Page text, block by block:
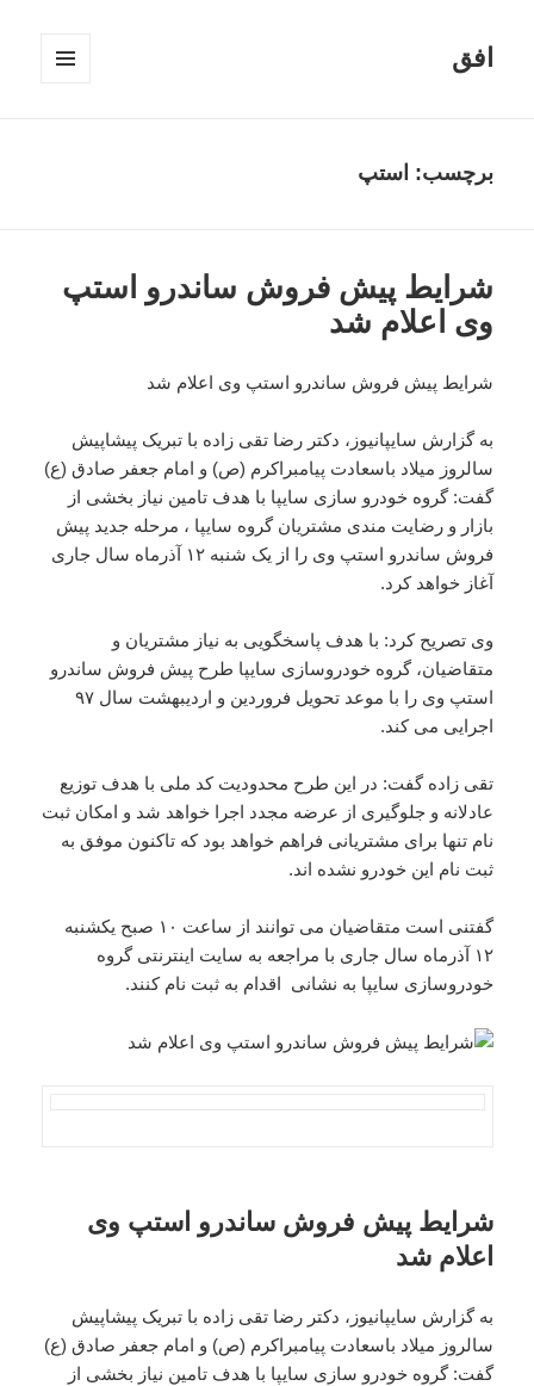
افق
برچسب: استپ
شرایط پیش فروش ساندرو استپ
وی اعلام شد
شرایط پیش فروش ساندرو استپ وی اعلام شد
به گزارش سایپانیوز، دکتر رضا تقی زاده با تبریک پیشاپیش
سالروز میلاد باسعادت پیامبراکرم (ص) و امام جعفر صادق (ع)
گفت: گروه خودرو سازی سایپا با هدف تامین نیاز بخشی از
بازار و رضایت مندی مشتریان گروه سایپا ، مرحله جدید پیش
فروش ساندرو استپ وی را از یک شنبه ۱۲ آذرماه سال جاری
آغاز خواهد کرد.
وی تصریح کرد: با هدف پاسخگویی به نیاز مشتریان و
متقاضیان، گروه خودروسازی سایپا طرح پیش فروش ساندرو
اجرایی می کند.
تقی زاده گفت: در این طرح محدودیت کد ملی با هدف توزیع
عادلانه و جلوگیری از عرضه مجدد اجرا خواهد شد و امکان ثبت
نام تنها برای مشتریانی فراهم خواهد بود که تاکنون موفق به
ثبت نام این خودرو نشده اند.
گفتنی است متقاضیان می توانند از ساعت ۱۰ صبح یکشنبه
۱۲ آذرماه سال جاری با مراجعه به سایت اینترنتی گروه
خودروسازی سایپا به نشانی اقدام به ثبت نام کنند.
شرایط پیش فروش ساندرو استپ وی
اعلام شد
به گزارش سایپانیوز، دکتر رضا تقی زاده با تبریک پیشاپیش
سالروز میلاد باسعادت پیامبراکرم (ص) و امام جعفر صادق (ع)
گفت: گروه خودرو سازی سایپا با هدف تامین نیاز بخشی از